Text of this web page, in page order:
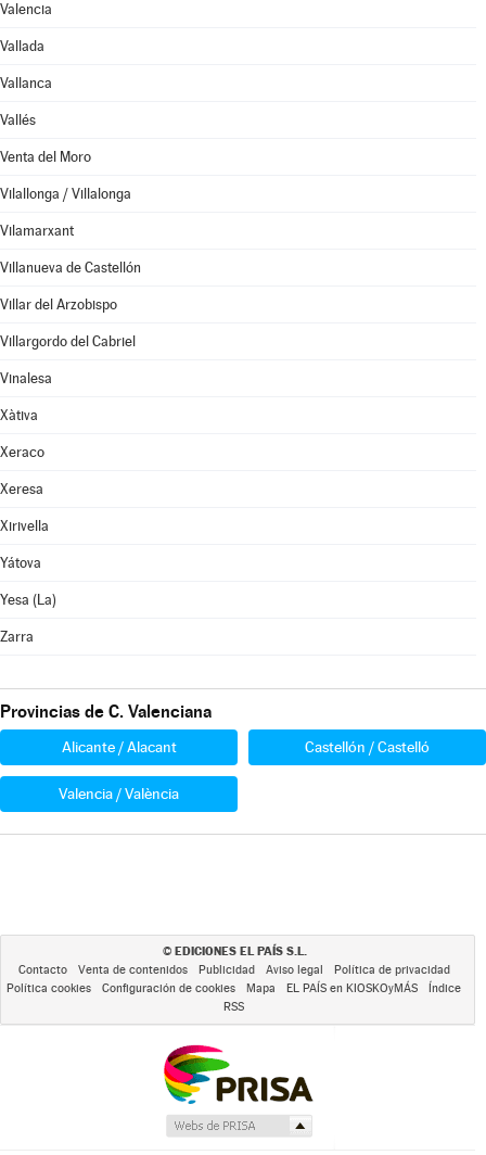
Valencia
Vallada
Vallanca
Vallés
Venta del Moro
Vilallonga / Villalonga
Vilamarxant
Villanueva de Castellón
Villar del Arzobispo
Villargordo del Cabriel
Vinalesa
Xàtiva
Xeraco
Xeresa
Xirivella
Yátova
Yesa (La)
Zarra
Provincias de C. Valenciana
Alicante / Alacant Castellón / Castelló
Valencia / València
© EDICIONES EL PAÍS S.L.
Contacto Venta de contenidos Publicidad Aviso legal
Política de privacidad
Política cookies
Configuración de cookies Mapa EL PAÍS en KIOSKOyMÁS
Índice
RSS